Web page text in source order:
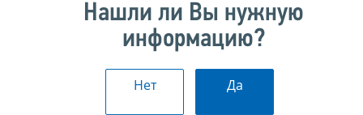
Нашли ли Вы нужную
информацию?
Нет Да